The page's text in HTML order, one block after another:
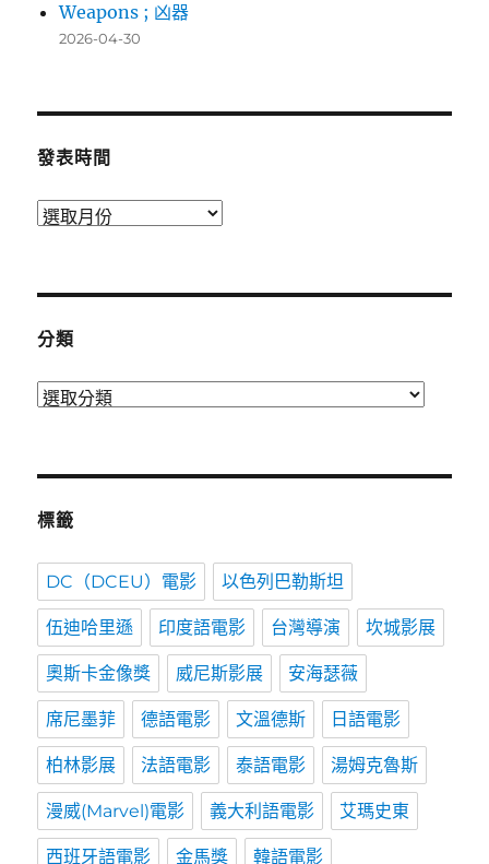
Weapons ; 凶器
2026-04-30
發表時間
發
分類
分
標籤
DC（DCEU）電影 以色列巴勒斯坦
伍迪哈里遜 印度語電影 台灣導演 坎城影展
奧斯卡金像獎 威尼斯影展 安海瑟薇
席尼墨菲 德語電影 文溫德斯 日語電影
柏林影展 法語電影 泰語電影 湯姆克魯斯
漫威(Marvel)電影 義大利語電影 艾瑪史東
西班牙語電影 金馬獎 韓語電影